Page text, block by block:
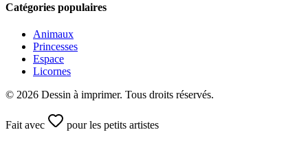
Catégories populaires
Animaux
Princesses
Espace
Licornes
© 2026 Dessin à imprimer. Tous droits réservés.
Fait avec pour les petits artistes